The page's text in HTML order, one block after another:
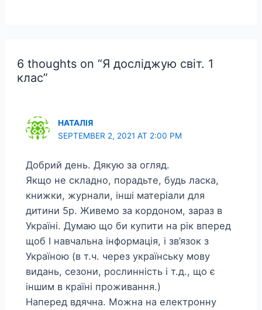
6 thoughts on “Я досліджую світ. 1
клас”
НАТАЛІЯ
SEPTEMBER 2, 2021 AT 2:00 PM
Добрий день. Дякую за огляд.
Якщо не складно, порадьте, будь ласка,
книжки, журнали, інші матеріали для
дитини 5р. Живемо за кордоном, зараз в
Україні. Думаю що би купити на рік вперед
щоб І навчальна інформація, і зв’язок з
Україною (в т.ч. через українську мову
видань, сезони, рослинність і т.д., що є
іншим в країні проживання.)
Наперед вдячна. Можна на електронну